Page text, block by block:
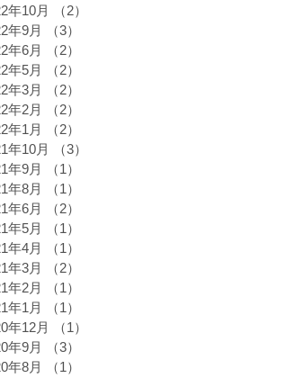
年10月
（2）
年9月
（3）
年6月
（2）
年5月
（2）
年3月
（2）
年2月
（2）
年1月
（2）
年10月
（3）
年9月
（1）
年8月
（1）
年6月
（2）
年5月
（1）
年4月
（1）
年3月
（2）
年2月
（1）
年1月
（1）
年12月
（1）
年9月
（3）
年8月
（1）